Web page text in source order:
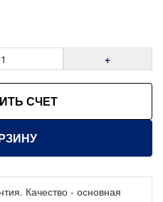
Gresson ESD
столов МЕТЕХ
столов Gresson ESD
+
СЧЕТ
Качество - основная